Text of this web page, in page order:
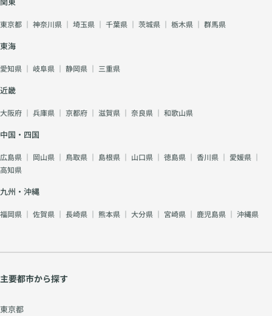
東京都 ｜ 神奈川県 ｜ 埼玉県 ｜ 千葉県 ｜ 茨城県 ｜ 栃木県 ｜ 群馬県
東海
愛知県 ｜ 岐阜県 ｜ 静岡県 ｜ 三重県
近畿
大阪府 ｜ 兵庫県 ｜ 京都府 ｜ 滋賀県 ｜ 奈良県 ｜ 和歌山県
中国・四国
広島県 ｜ 岡山県 ｜ 鳥取県 ｜ 島根県 ｜ 山口県 ｜ 徳島県 ｜ 香川県 ｜ 愛媛県 ｜
高知県
九州・沖縄
福岡県 ｜ 佐賀県 ｜ 長崎県 ｜ 熊本県 ｜ 大分県 ｜ 宮崎県 ｜ 鹿児島県 ｜ 沖縄県
主要都市から探す
東京都